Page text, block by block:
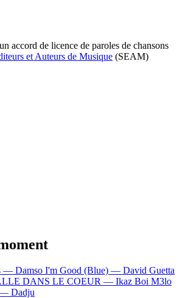
accord de licence de paroles de chansons
et Auteurs de Musique (SEAM)
— Damso I'm Good (Blue) — David Guetta
DANS LE COEUR — Ikaz Boi M3lo
Dadju